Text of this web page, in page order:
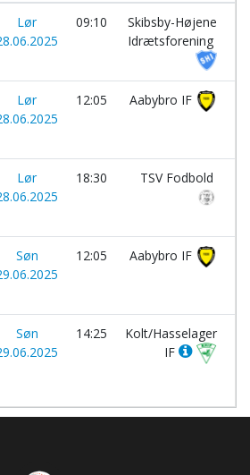
Lør
09:10
Skibsby-Højene
Idrætsforening
Lør
12:05 Aabybro IF
Lør
18:30 TSV Fodbold
Søn
12:05 Aabybro IF
Søn
14:25
Kolt/Hasselager
IF